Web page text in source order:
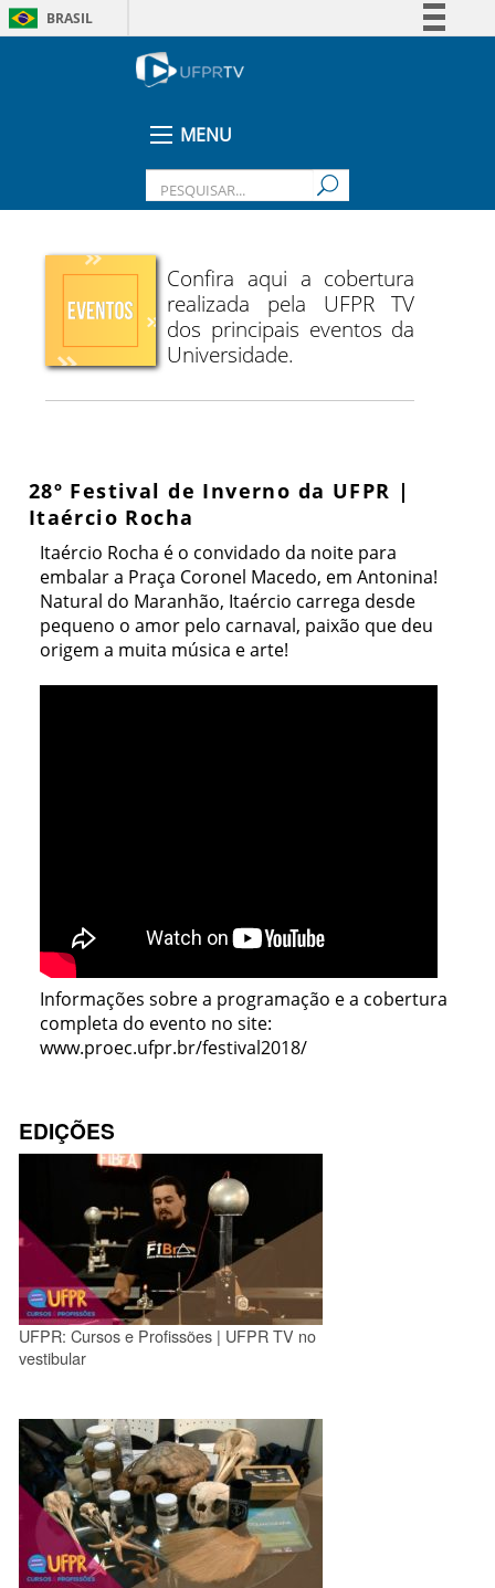
BRASIL
Legislação
MENU
Confira aqui a cobertura
realizada pela UFPR TV
dos principais eventos da
Universidade.
28º Festival de Inverno da UFPR |
Itaércio Rocha
Itaércio Rocha é o convidado da noite para
embalar a Praça Coronel Macedo, em Antonina!
Natural do Maranhão, Itaércio carrega desde
pequeno o amor pelo carnaval, paixão que deu
origem a muita música e arte!
Informações sobre a programação e a cobertura
completa do evento no site:
www.proec.ufpr.br/festival2018/
EDIÇÕES
UFPR: Cursos e Profissões | UFPR TV no
vestibular